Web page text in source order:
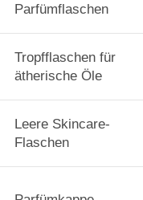
Parfümflaschen
Tropfflaschen für
ätherische Öle
Leere Skincare-
Flaschen